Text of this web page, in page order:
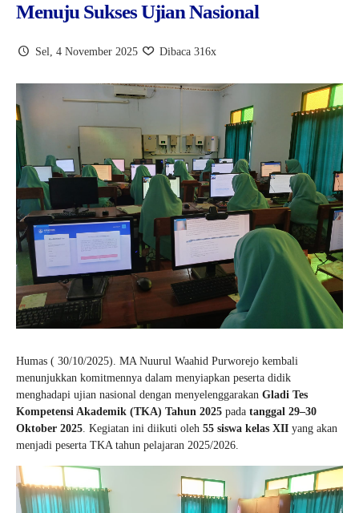
Menuju Sukses Ujian Nasional
Sel, 4 November 2025 Dibaca 316x
Humas ( 30/10/2025). MA Nuurul Waahid Purworejo kembali
menunjukkan komitmennya dalam menyiapkan peserta didik
menghadapi ujian nasional dengan menyelenggarakan Gladi Tes
Kompetensi Akademik (TKA) Tahun 2025 pada tanggal 29–30
Oktober 2025. Kegiatan ini diikuti oleh 55 siswa kelas XII yang akan
menjadi peserta TKA tahun pelajaran 2025/2026.